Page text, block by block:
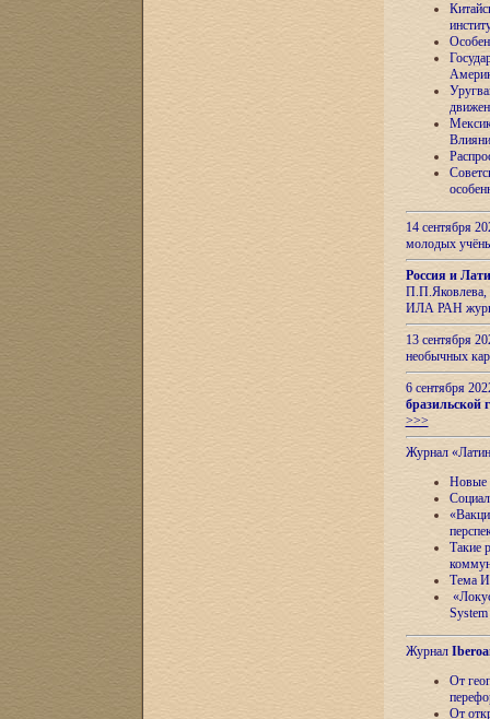
14 сентября
молодых
Россия и
П.П.Яковлева,
ИЛА РАН
13 сентября
необычных
6 сентября
бразильской
>>>
Журнал
Новые
Такие
Тема
Журнал
От
От